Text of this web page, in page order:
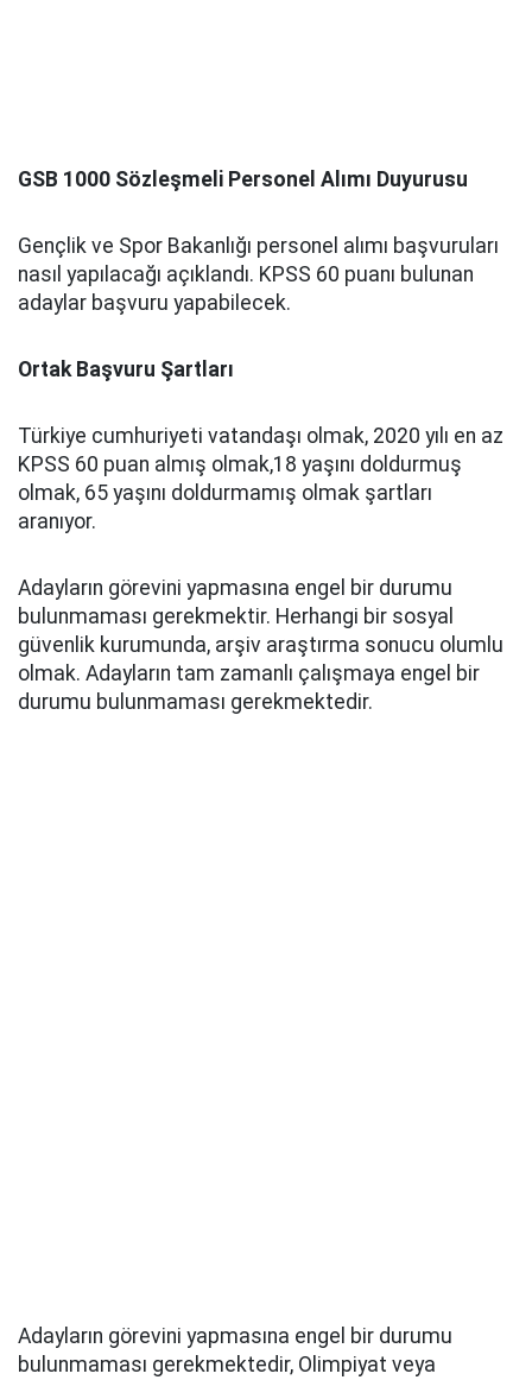
GSB 1000 Sözleşmeli Personel Alımı Duyurusu
Gençlik ve Spor Bakanlığı personel alımı başvuruları
nasıl yapılacağı açıklandı. KPSS 60 puanı bulunan
adaylar başvuru yapabilecek.
Ortak Başvuru Şartları
Türkiye cumhuriyeti vatandaşı olmak, 2020 yılı en az
KPSS 60 puan almış olmak,18 yaşını doldurmuş
olmak, 65 yaşını doldurmamış olmak şartları
aranıyor.
Adayların görevini yapmasına engel bir durumu
bulunmaması gerekmektir. Herhangi bir sosyal
güvenlik kurumunda, arşiv araştırma sonucu olumlu
olmak. Adayların tam zamanlı çalışmaya engel bir
durumu bulunmaması gerekmektedir.
Adayların görevini yapmasına engel bir durumu
bulunmaması gerekmektedir, Olimpiyat veya